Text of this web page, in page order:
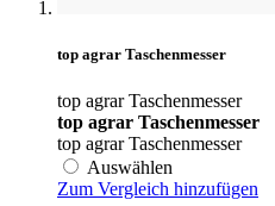
top agrar Taschenmesser
top agrar Taschenmesser
top agrar Taschenmesser
top agrar Taschenmesser
Auswählen
Zum Vergleich hinzufügen